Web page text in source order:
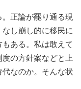
正論が罷り通る現
し崩し的に移民に
ある。私は敢えて
の方針案などと上
なのか。そんな状